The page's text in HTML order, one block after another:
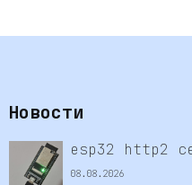
Новости
esp32 http2
08.08.2026